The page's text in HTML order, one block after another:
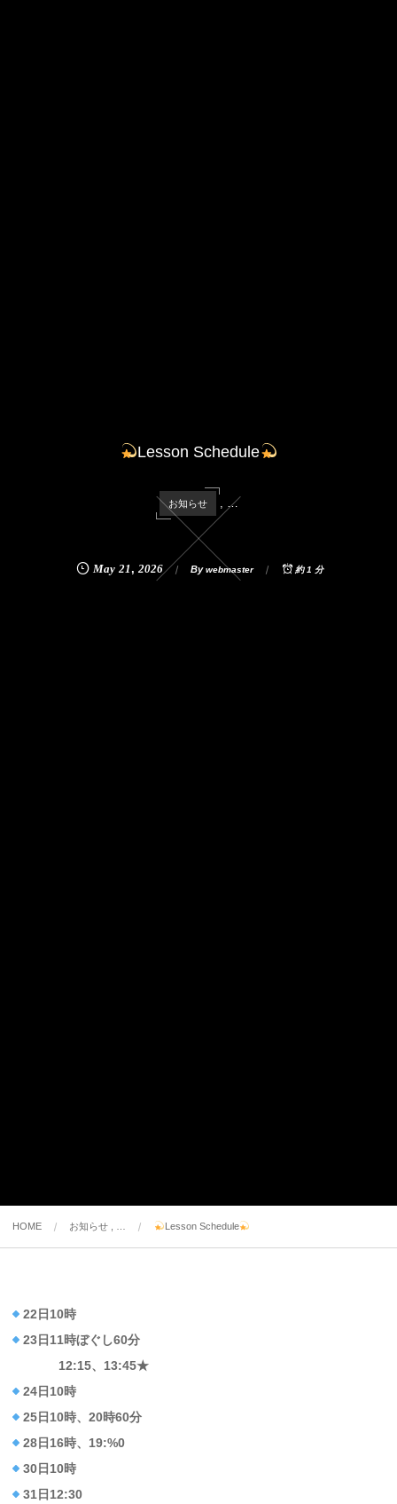
Lesson Schedule
お知らせ , …
May 21, 2026 Bywebmaster 約 1 分
HOME お知らせ , … Lesson Schedule
22日10時
23日11時ぼぐし60分
12:15、13:45★
24日10時
25日10時、20時60分
28日16時、19:%0
30日10時
31日12:30